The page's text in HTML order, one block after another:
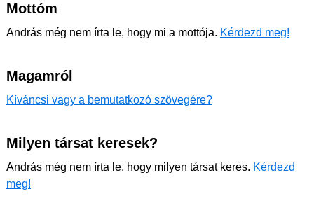
Mottóm
András még nem írta le, hogy mi a mottója. Kérdezd meg!
Magamról
Kíváncsi vagy a bemutatkozó szövegére?
Milyen társat keresek?
András még nem írta le, hogy milyen társat keres. Kérdezd
meg!